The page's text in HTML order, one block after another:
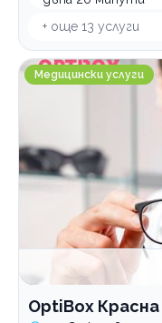
+ още 13 услуги
OptiBox Красна
Медицински услуги
OptiBox Красна
първичен преглед
първичен преглед
Психология и
Грижи за
Интравенозни
Логопедични
Имплантолог
Холистична и
Лаборатории
Медицински